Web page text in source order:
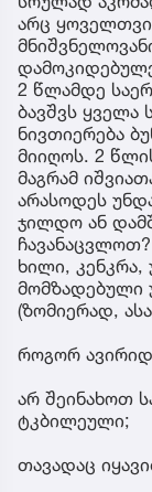
არც
2 წლამდე
ბავშვს ყველა
ნივთიერება
მიიღოს. 2
მაგრამ
არასოდეს
ჯილდო ან
ხილი,
მომზადებული
(ზომიერად,
როგორ
არ შეინახოთ
ტკბილეული;
თავადაც